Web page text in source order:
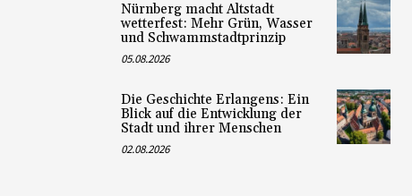
Nürnberg macht Altstadt
wetterfest: Mehr Grün, Wasser
und Schwammstadtprinzip
05.08.2026
Die Geschichte Erlangens: Ein
Blick auf die Entwicklung der
Stadt und ihrer Menschen
02.08.2026